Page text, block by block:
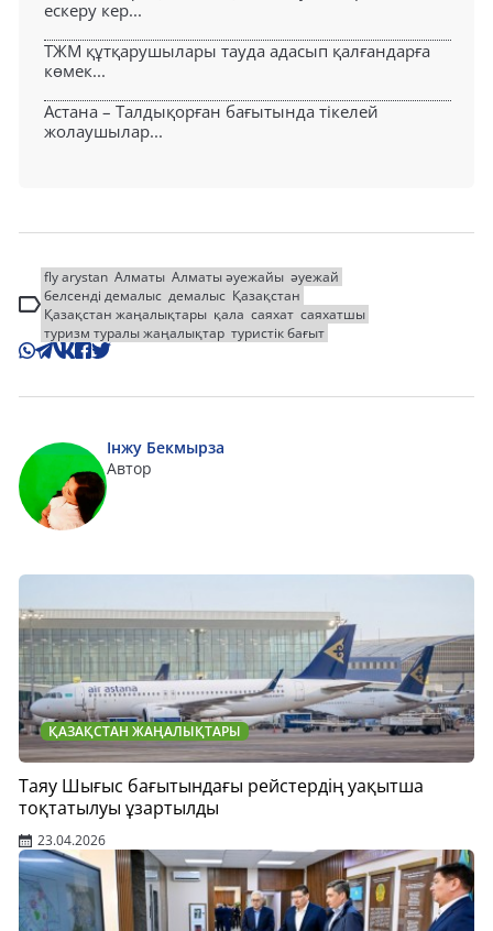
ескеру кер...
ТЖМ құтқарушылары тауда адасып қалғандарға
көмек...
Астана – Талдықорған бағытында тікелей
жолаушылар...
fly arystan Алматы Алматы әуежайы әуежай
белсенді демалыс демалыс Қазақстан
Қазақстан жаңалықтары қала саяхат саяхатшы
туризм туралы жаңалықтар туристік бағыт
Інжу Бекмырза
Автор
ҚАЗАҚСТАН ЖАҢАЛЫҚТАРЫ
Таяу Шығыс бағытындағы рейстердің уақытша
тоқтатылуы ұзартылды
23.04.2026